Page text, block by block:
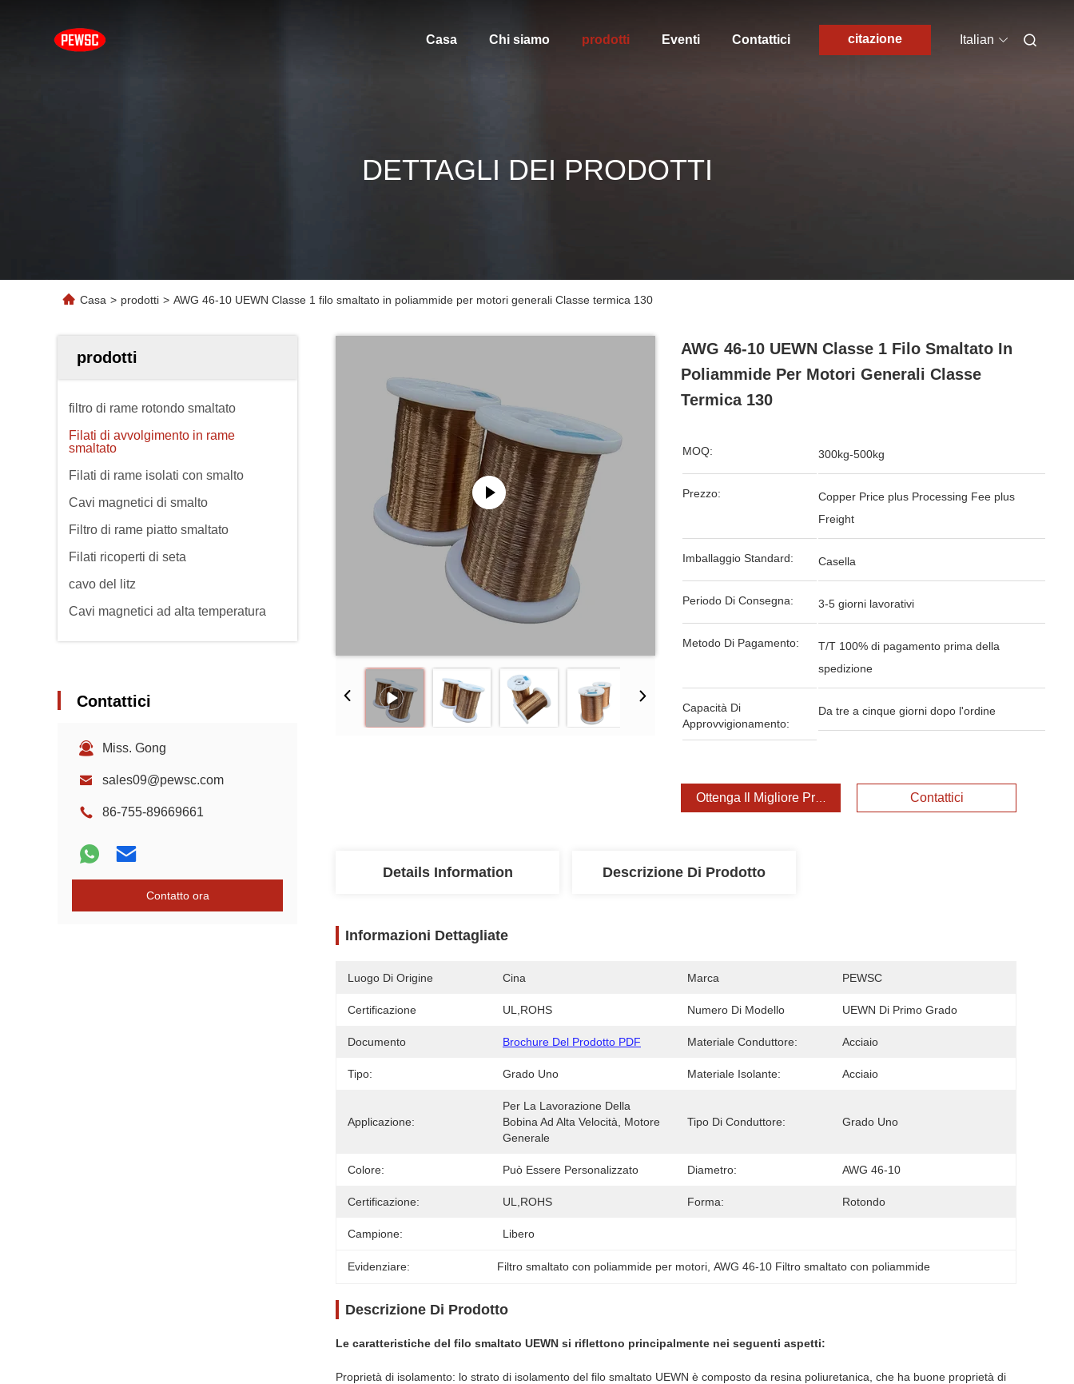
Casa Chi siamo prodotti Eventi Contattici citazione Italian
DETTAGLI DEI PRODOTTI
Casa > prodotti > AWG 46-10 UEWN Classe 1 filo smaltato in poliammide per motori generali Classe termica 130
prodotti
filtro di rame rotondo smaltato
Filati di avvolgimento in rame
smaltato
Filati di rame isolati con smalto
Cavi magnetici di smalto
Filtro di rame piatto smaltato
Filati ricoperti di seta
cavo del litz
Cavi magnetici ad alta temperatura
Contattici
Miss. Gong
sales09@pewsc.com
86-755-89669661
Contatto ora
AWG 46-10 UEWN Classe 1 Filo Smaltato In
Poliammide Per Motori Generali Classe
Termica 130
MOQ: 300kg-500kg
Prezzo:
Copper Price plus Processing Fee plus
Freight
Imballaggio Standard: Casella
Periodo Di Consegna: 3-5 giorni lavorativi
Metodo Di Pagamento:
T/T 100% di pagamento prima della
spedizione
Capacità Di
Approvvigionamento:
Da tre a cinque giorni dopo l'ordine
Ottenga Il Migliore Prezzo Contattici
Details Information Descrizione Di Prodotto
Informazioni Dettagliate
Luogo Di Origine Cina Marca PEWSC
Certificazione UL,ROHS Numero Di Modello UEWN Di Primo Grado
Documento Brochure Del Prodotto PDF Materiale Conduttore: Acciaio
Tipo: Grado Uno Materiale Isolante: Acciaio
Applicazione:
Per La Lavorazione Della
Bobina Ad Alta Velocità, Motore
Generale
Tipo Di Conduttore: Grado Uno
Colore: Può Essere Personalizzato Diametro: AWG 46-10
Certificazione: UL,ROHS Forma: Rotondo
Campione: Libero
Evidenziare: Filtro smaltato con poliammide per motori , AWG 46-10 Filtro smaltato con poliammide
Descrizione Di Prodotto
Le caratteristiche del filo smaltato UEWN si riflettono principalmente nei seguenti aspetti:
Proprietà di isolamento: lo strato di isolamento del filo smaltato UEWN è composto da resina poliuretanica, che ha buone proprietà di